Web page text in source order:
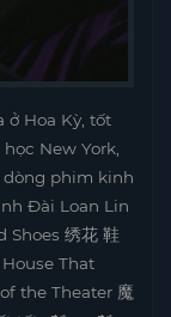
ở Hoa Kỳ, tốt
New York,
phim kinh
Đài Loan Lin
Shoes 绣花 鞋
House That
the Theater 魔